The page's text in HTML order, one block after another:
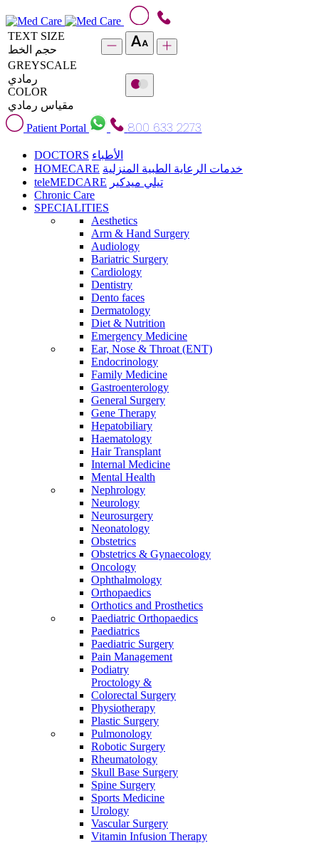
TEXT SIZE
حجم الخط
GREYSCALE
رمادي
COLOR
مقياس رمادي
Patient Portal
800 633 2273
DOCTORS الأطباء
HOMECARE خدمات الرعاية الطبية المنزلية
teleMEDCARE تيلي ميدكير
Chronic Care
SPECIALITIES
Aesthetics
Arm & Hand Surgery
Audiology
Bariatric Surgery
Cardiology
Dentistry
Dento faces
Dermatology
Diet & Nutrition
Emergency Medicine
Ear, Nose & Throat (ENT)
Endocrinology
Family Medicine
Gastroenterology
General Surgery
Gene Therapy
Hepatobiliary
Haematology
Hair Transplant
Internal Medicine
Mental Health
Nephrology
Neurology
Neurosurgery
Neonatology
Obstetrics
Obstetrics & Gynaecology
Oncology
Ophthalmology
Orthopaedics
Orthotics and Prosthetics
Paediatric Orthopaedics
Paediatrics
Paediatric Surgery
Pain Management
Podiatry
Proctology &
Colorectal Surgery
Physiotherapy
Plastic Surgery
Pulmonology
Robotic Surgery
Rheumatology
Skull Base Surgery
Spine Surgery
Sports Medicine
Urology
Vascular Surgery
Vitamin Infusion Therapy